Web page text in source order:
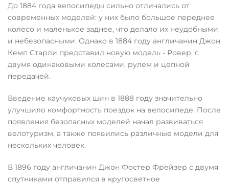
До 1884 года велосипеды сильно отличались от
современных моделей: у них было большое переднее
колесо и маленькое заднее, что делало их неудобными
и небезопасными. Однако в 1884 году англичанин Джон
Кемп Старли представил новую модель - Ровер, с
двумя одинаковыми колесами, рулем и цепной
передачей.
Введение каучуковых шин в 1888 году значительно
улучшило комфортность поездок на велосипеде. После
появления безопасных моделей начал развиваться
велотуризм, а также появились различные модели для
нескольких человек.
В 1896 году англичанин Джон Фостер Фрейзер с двумя
спутниками отправился в кругосветное